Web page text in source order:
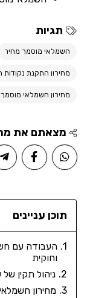
תגיות
חשמלאי מוסמך מחיר
מחירון התקנת
מחירון חשמלאי מוסמך
מצאתם את
תוכן עניינים
העבודה עם
וחוקית
ניהול תקין
מחירון